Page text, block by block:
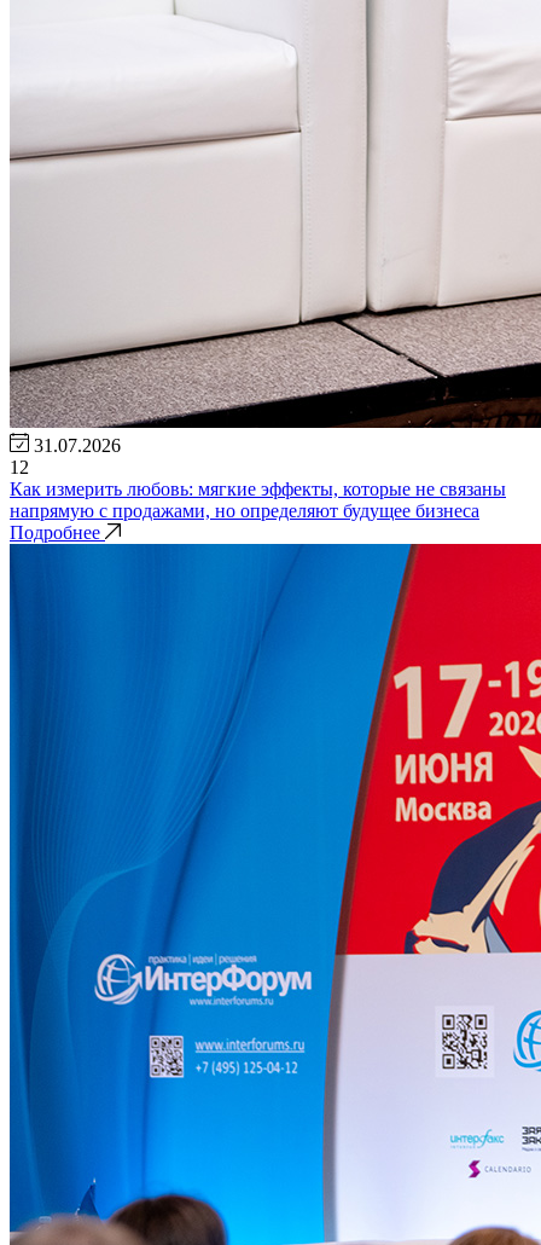
31.07.2026
12
Как измерить любовь: мягкие эффекты, которые не связаны
напрямую с продажами, но определяют будущее бизнеса
Подробнее